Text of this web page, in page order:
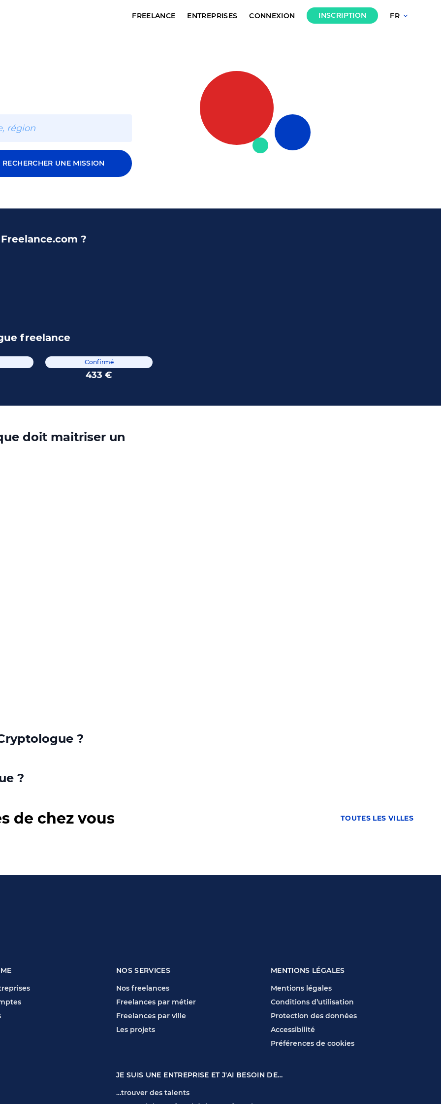
FREELANCE ENTREPRISES CONNEXION INSCRIPTION FR
RECHERCHER UNE MISSION
?
freelance
Confirmé
433 €
doit maitriser un
?
?
de chez vous TOUTES LES VILLES
NOS SERVICES
Nos freelances
Freelances par métier
Freelances par ville
Les projets
MENTIONS LÉGALES
Mentions légales
Conditions d’utilisation
Protection des données
Accessibilité
Préférences de cookies
JE SUIS UNE ENTREPRISE ET J'AI BESOIN DE…
…trouver des talents